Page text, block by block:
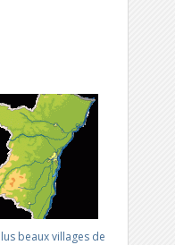
beaux villages de